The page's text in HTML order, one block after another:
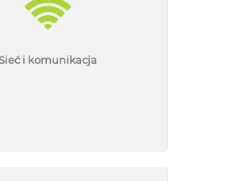
i komunikacja